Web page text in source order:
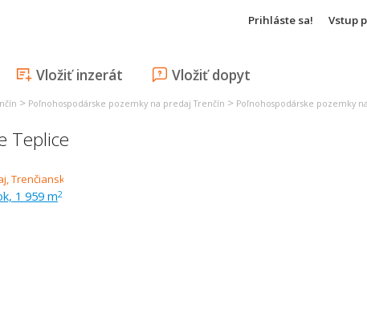
Prihláste sa! Vstup
Vložiť inzerát Vložiť dopyt
> Poľnohospodárske pozemky na predaj Trenčín > Poľnohospodárske pozemky
Teplice
1 959 m2